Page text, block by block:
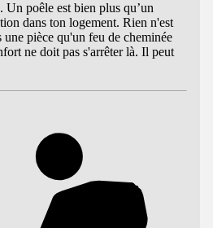
Un poêle est bien plus qu’un
dans ton logement. Rien n'est
une pièce qu'un feu de cheminée
ne doit pas s'arrêter là. Il peut